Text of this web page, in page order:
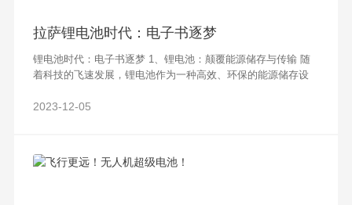
拉萨锂电池时代：电子书逐梦
锂电池时代：电子书逐梦 1、锂电池：颠覆能源储存与传输 随
着科技的飞速发展，锂电池作为一种高效、环保的能源储存设
于其高能量密度和长寿命，使得其在
2023-12-05